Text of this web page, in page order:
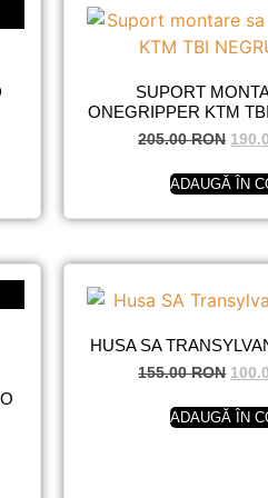
SUPORT
ONEGRIPPER KTM
205.00RON
ADAUGĂ ÎN
HUSA SA
155.00RON
ADAUGĂ ÎN